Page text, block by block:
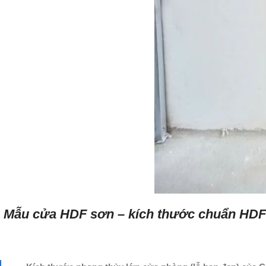
Mẫu cửa HDF sơn – kích thước chuẩn